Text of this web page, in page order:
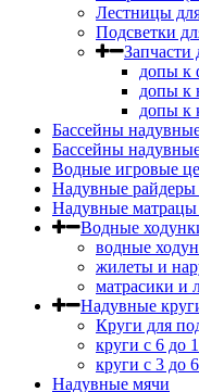
Лестницы
Подсветки
Запчасти
допы к
допы к
допы к
Бассейны
Бассейны
Водные игровые
Надувные
Надувные
Водные
водные
жилеты и
матрасики и
Надувные
Круги для
круги с 6 до
круги c 3 до
Надувные мячи